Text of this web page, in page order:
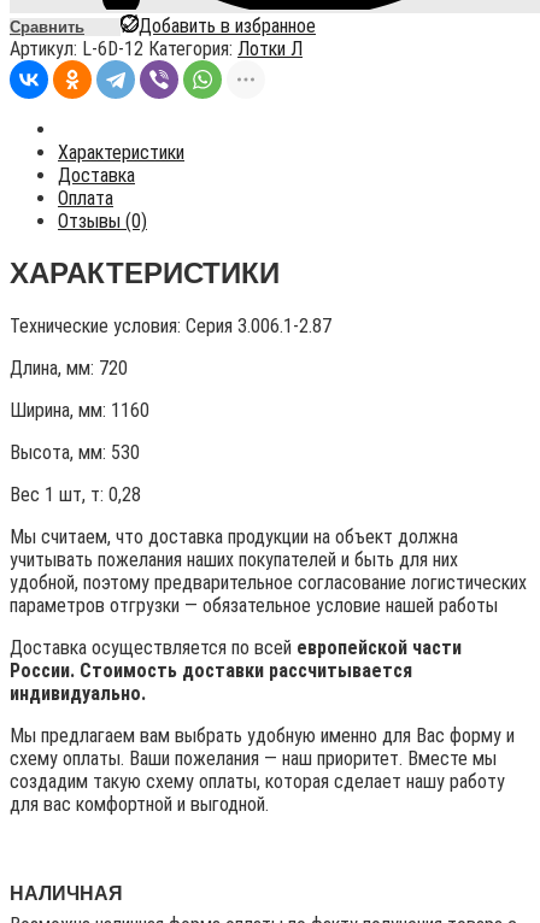
Сравнить
Добавить в избранное
Артикул: L-6D-12 Категория: Лотки Л
Характеристики
Доставка
Оплата
Отзывы (0)
ХАРАКТЕРИСТИКИ
Технические условия: Серия 3.006.1-2.87
Длина, мм: 720
Ширина, мм: 1160
Высота, мм: 530
Вес 1 шт, т: 0,28
Мы считаем, что доставка продукции на объект должна
учитывать пожелания наших покупателей и быть для них
удобной, поэтому предварительное согласование логистических
параметров отгрузки — обязательное условие нашей работы
Доставка осуществляется по всей европейской части
России. Стоимость доставки рассчитывается
индивидуально.
Мы предлагаем вам выбрать удобную именно для Вас форму и
схему оплаты. Ваши пожелания — наш приоритет. Вместе мы
создадим такую схему оплаты, которая сделает нашу работу
для вас комфортной и выгодной.
НАЛИЧНАЯ